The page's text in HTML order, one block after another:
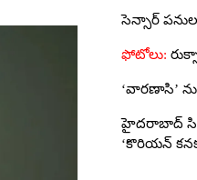
సెన్సార్
‘వారణాసి’
హైదరాబాద్ సిటీ
‘కొరియన్